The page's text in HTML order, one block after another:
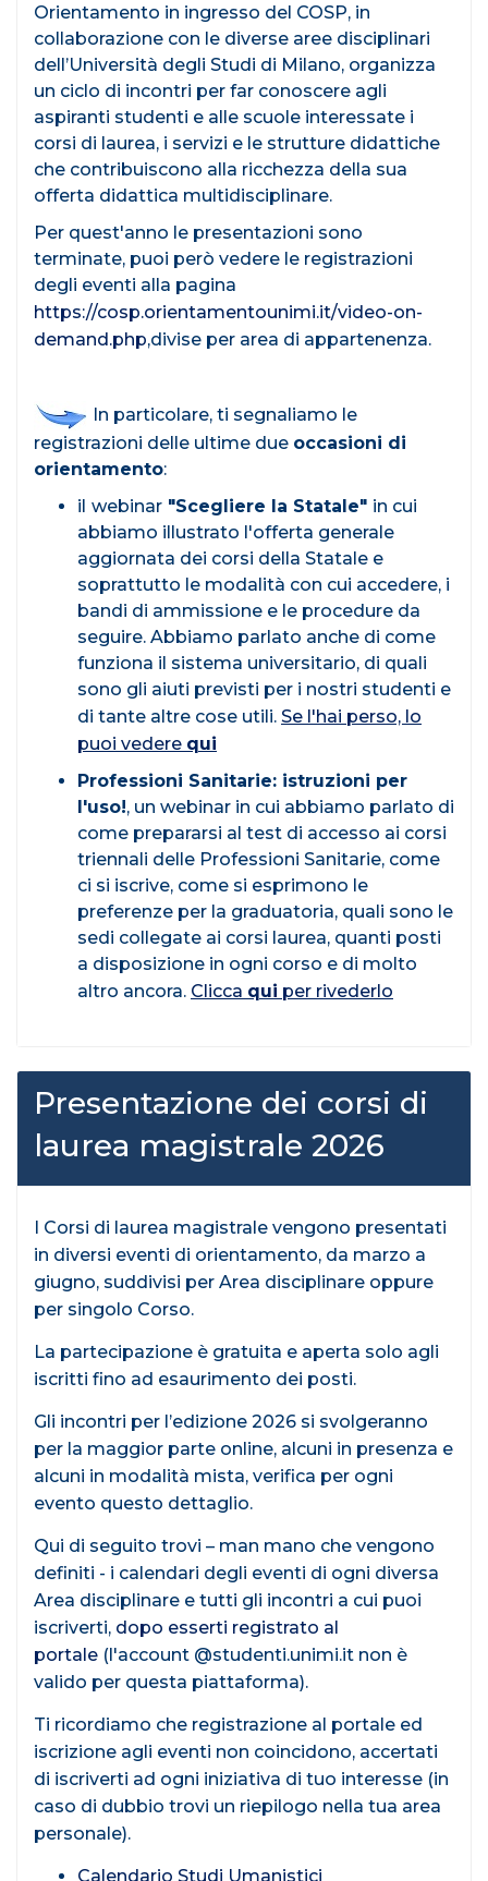
Orientamento in ingresso del COSP, in
collaborazione con le diverse aree disciplinari
dell’Università degli Studi di Milano, organizza
un ciclo di incontri per far conoscere agli
aspiranti studenti e alle scuole interessate i
corsi di laurea, i servizi e le strutture didattiche
che contribuiscono alla ricchezza della sua
offerta didattica multidisciplinare.
Per quest'anno le presentazioni sono
terminate, puoi però vedere le registrazioni
degli eventi alla pagina
https://cosp.orientamentounimi.it/video-on-
demand.php,divise per area di appartenenza.
In particolare, ti segnaliamo le
registrazioni delle ultime due occasioni di
orientamento:
il webinar "Scegliere la Statale" in cui
abbiamo illustrato l'offerta generale
aggiornata dei corsi della Statale e
soprattutto le modalità con cui accedere, i
bandi di ammissione e le procedure da
seguire. Abbiamo parlato anche di come
funziona il sistema universitario, di quali
sono gli aiuti previsti per i nostri studenti e
di tante altre cose utili. Se l'hai perso, lo
puoi vedere qui
Professioni Sanitarie: istruzioni per
l'uso!, un webinar in cui abbiamo parlato di
come prepararsi al test di accesso ai corsi
triennali delle Professioni Sanitarie, come
ci si iscrive, come si esprimono le
preferenze per la graduatoria, quali sono le
sedi collegate ai corsi laurea, quanti posti
a disposizione in ogni corso e di molto
altro ancora. Clicca qui per rivederlo
Presentazione dei corsi di
laurea magistrale 2026
I Corsi di laurea magistrale vengono presentati
in diversi eventi di orientamento, da marzo a
giugno, suddivisi per Area disciplinare oppure
per singolo Corso.
La partecipazione è gratuita e aperta solo agli
iscritti fino ad esaurimento dei posti.
Gli incontri per l’edizione 2026 si svolgeranno
per la maggior parte online, alcuni in presenza e
alcuni in modalità mista, verifica per ogni
evento questo dettaglio.
Qui di seguito trovi – man mano che vengono
definiti - i calendari degli eventi di ogni diversa
Area disciplinare e tutti gli incontri a cui puoi
iscriverti, dopo esserti registrato al
portale (l'account @studenti.unimi.it non è
valido per questa piattaforma).
Ti ricordiamo che registrazione al portale ed
iscrizione agli eventi non coincidono, accertati
di iscriverti ad ogni iniziativa di tuo interesse (in
caso di dubbio trovi un riepilogo nella tua area
personale).
Calendario Studi Umanistici